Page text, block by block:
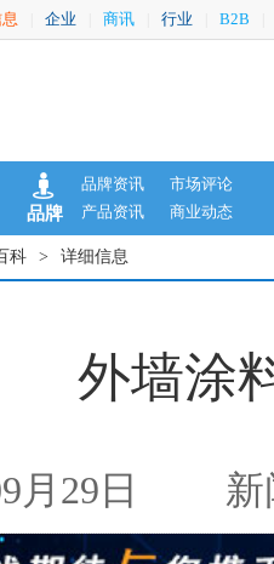
企业 商讯 行业 B2B
品牌
品牌资讯
市场评论
产品资讯
商业动态
科 > 详细信息
外墙涂
月29日 新